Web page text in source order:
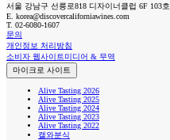
서울 강남구 선릉로818 디자이너클럽 6F 103호
E. korea@discovercaliforniawines.com
T. 02-6080-1607
문의
개인정보 처리방침
소비자 웹사이트미디어 & 무역
마이크로 사이트
Alive Tasting 2026
Alive Tasting 2025
Alive Tasting 2024
Alive Tasting 2023
Alive Tasting 2022
캘와분식